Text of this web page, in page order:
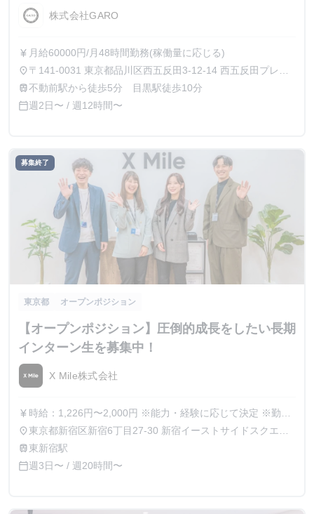
株式会社GARO
currency_yen 月給60000円/月48時間勤務(稼働量に応じる)
place 〒141-0031 東京都品川区西五反田3-12-14 西五反田プレイ
ス8階
train不動前駅から徒歩5分 目黒駅徒歩10分
calendar_today週2日〜 / 週12時間〜
募集終了
東京都 オープンポジション
【オープンポジション】圧倒的成長をしたい長期
インターン生を募集中！
X Mile株式会社
currency_yen 時給：1,226円〜2,000円 ※能力・経験に応じて決定 ※勤務
開始後実績によって昇給あり
place東京都新宿区新宿6丁目27-30 新宿イーストサイドスクエア
7階
train東新宿駅
calendar_today週3日〜 / 週20時間〜